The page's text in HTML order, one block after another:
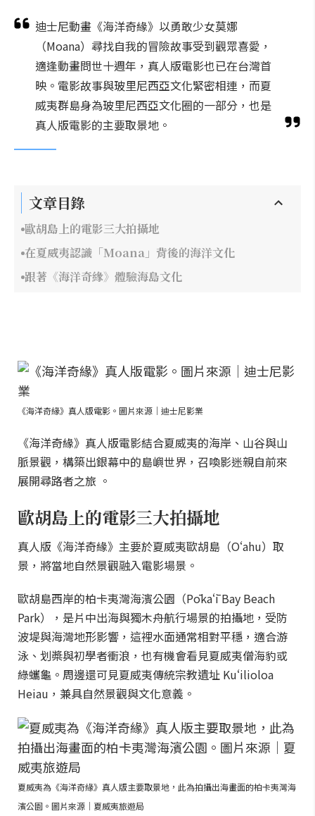
迪士尼動畫《海洋奇緣》以勇敢少女莫娜
（Moana）尋找自我的冒險故事受到觀眾喜愛，
適逢動畫問世十週年，真人版電影也已在台灣首
映。電影故事與玻里尼西亞文化緊密相連，而夏
威夷群島身為玻里尼西亞文化圈的一部分，也是
真人版電影的主要取景地。
文章目錄
歐胡島上的電影三大拍攝地
在夏威夷認識「Moana」背後的海洋文化
跟著《海洋奇緣》體驗海島文化
《海洋奇緣》真人版電影。圖片來源｜迪士尼影業
《海洋奇緣》真人版電影結合夏威夷的海岸、山谷與山
脈景觀，構築出銀幕中的島嶼世界，召喚影迷親自前來
展開尋路者之旅 。
歐胡島上的電影三大拍攝地
真人版《海洋奇緣》主要於夏威夷歐胡島（Oʻahu）取
景，將當地自然景觀融入電影場景。
歐胡島西岸的柏卡夷灣海濱公園（Pōkaʻī Bay Beach
Park），是片中出海與獨木舟航行場景的拍攝地，受防
波堤與海灣地形影響，這裡水面通常相對平穩，適合游
泳、划槳與初學者衝浪，也有機會看見夏威夷僧海豹或
綠蠵龜。周邊還可見夏威夷傳統宗教遺址 Kuʻilioloa
Heiau，兼具自然景觀與文化意義。
夏威夷為《海洋奇緣》真人版主要取景地，此為拍攝出海畫面的柏卡夷灣海
濱公園。圖片來源｜夏威夷旅遊局